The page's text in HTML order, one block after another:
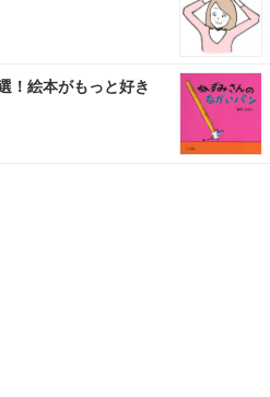
！絵本がもっと好き